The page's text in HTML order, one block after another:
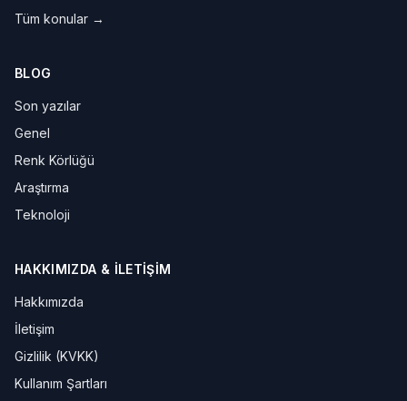
Tüm konular →
BLOG
Son yazılar
Genel
Renk Körlüğü
Araştırma
Teknoloji
HAKKIMIZDA & İLETIŞIM
Hakkımızda
İletişim
Gizlilik (KVKK)
Kullanım Şartları